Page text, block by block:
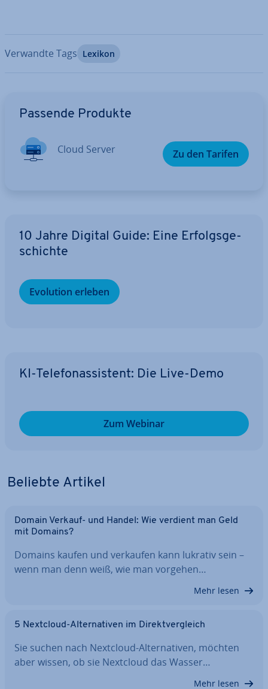
Verwandte Tags Lexikon
Passende Produkte
Cloud Server Zu den Tarifen
10 Jahre Digital Guide: Eine Er­folgs­ge­
schich­te
Evolution erleben
KI-Te­le­fon­as­sis­tent: Die Live-Demo
Zum Webinar
Beliebte Artikel
Domain Verkauf- und Handel: Wie verdient man Geld
mit Domains?
Domains kaufen und verkaufen kann lukrativ sein –
wenn man denn weiß, wie man vorgehen…
Mehr lesen
5 Nextcloud-Al­ter­na­ti­ven im Di­rekt­ver­gleich
Sie suchen nach Nextcloud-Al­ter­na­ti­ven, möchten
aber wissen, ob sie Nextcloud das Wasser…
Mehr lesen